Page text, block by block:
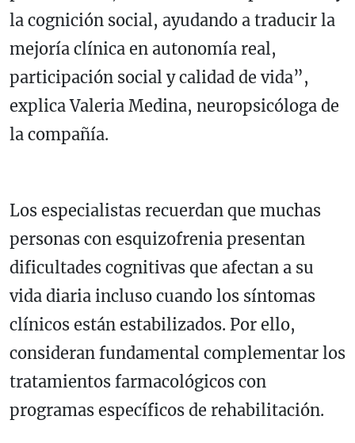
la cognición social, ayudando a traducir la
mejoría clínica en autonomía real,
participación social y calidad de vida”,
explica Valeria Medina, neuropsicóloga de
la compañía.
Los especialistas recuerdan que muchas
personas con esquizofrenia presentan
dificultades cognitivas que afectan a su
vida diaria incluso cuando los síntomas
clínicos están estabilizados. Por ello,
consideran fundamental complementar los
tratamientos farmacológicos con
programas específicos de rehabilitación.